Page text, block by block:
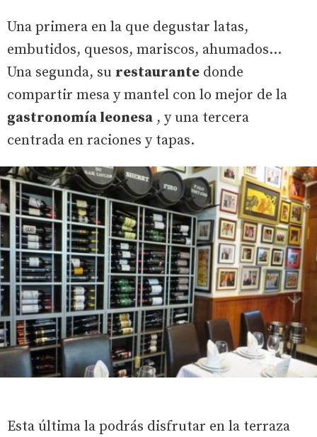
Una primera en la que degustar latas,
embutidos, quesos, mariscos, ahumados...
Una segunda, su restaurante donde
compartir mesa y mantel con lo mejor de la
gastronomía leonesa , y una tercera
centrada en raciones y tapas.
Esta última la podrás disfrutar en la terraza